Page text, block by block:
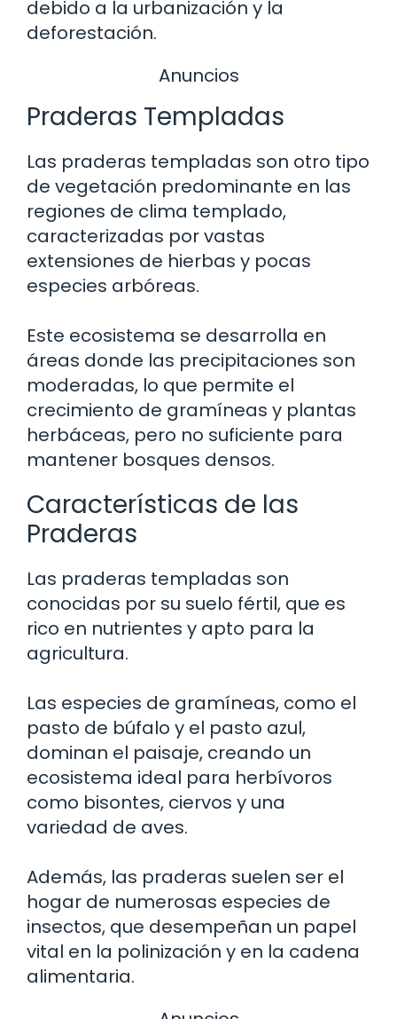
debido a la urbanización y la
deforestación.
Anuncios
Praderas Templadas
Las praderas templadas son otro tipo
de vegetación predominante en las
regiones de clima templado,
caracterizadas por vastas
extensiones de hierbas y pocas
especies arbóreas.
Este ecosistema se desarrolla en
áreas donde las precipitaciones son
moderadas, lo que permite el
crecimiento de gramíneas y plantas
herbáceas, pero no suficiente para
mantener bosques densos.
Características de las
Praderas
Las praderas templadas son
conocidas por su suelo fértil, que es
rico en nutrientes y apto para la
agricultura.
Las especies de gramíneas, como el
pasto de búfalo y el pasto azul,
dominan el paisaje, creando un
ecosistema ideal para herbívoros
como bisontes, ciervos y una
variedad de aves.
Además, las praderas suelen ser el
hogar de numerosas especies de
insectos, que desempeñan un papel
vital en la polinización y en la cadena
alimentaria.